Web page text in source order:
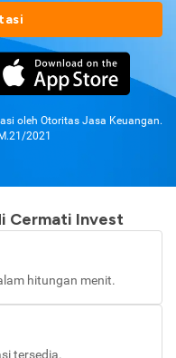
oleh Otoritas Jasa Keuangan.
2021
Cermati Invest
hitungan menit.
tersedia.